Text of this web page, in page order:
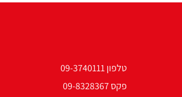
טלפון 09-3740111
פקס 09-8328367